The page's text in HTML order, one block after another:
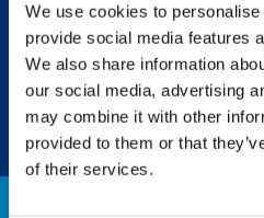
We use cookies to
provide social media features
We also share information
our social media, advertising
may combine it with other
provided to them or that
of their services.
IC-1 PLUS
Melhore a versatilidade,
capacidade em locais de